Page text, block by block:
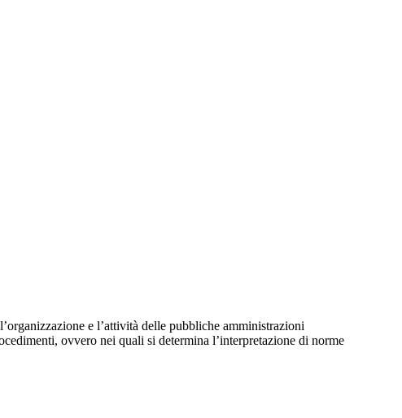
e l’attività delle pubbliche amministrazioni
ovvero nei quali si determina l’interpretazione di norme